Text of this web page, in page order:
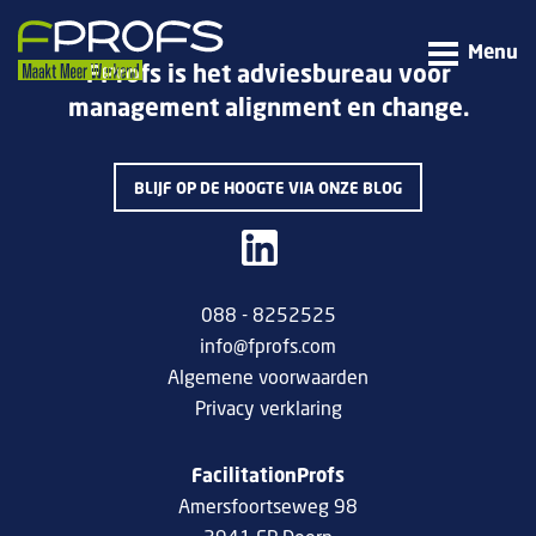
Menu
FProfs is het adviesbureau voor
management alignment en change.
BLIJF OP DE HOOGTE VIA ONZE BLOG
088 - 8252525
info@fprofs.com
Algemene voorwaarden
Privacy verklaring
FacilitationProfs
Amersfoortseweg 98